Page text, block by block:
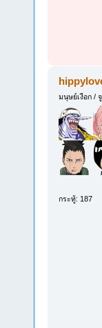
มนุษย์เงือก /
กระทู้: 187